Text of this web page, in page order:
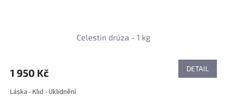
Celestin drúza - 1 kg
1 950 Kč DETAIL
Láska - Klid - Uklidnění